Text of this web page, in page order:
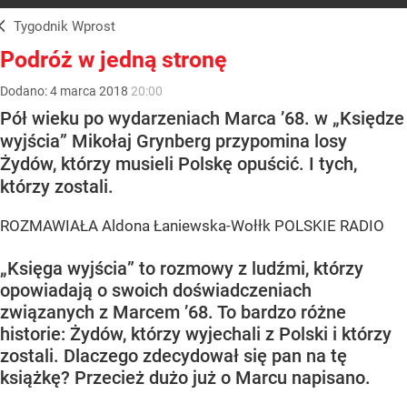
Tygodnik Wprost
Podróż w jedną stronę
Dodano:4 marca 2018 20:00
Pół wieku po wydarzeniach Marca ’68. w „Księdze
wyjścia” Mikołaj Grynberg przypomina losy
Żydów, którzy musieli Polskę opuścić. I tych,
którzy zostali.
ROZMAWIAŁA Aldona Łaniewska-Wołłk POLSKIE RADIO
„Księga wyjścia” to rozmowy z ludźmi, którzy
opowiadają o swoich doświadczeniach
związanych z Marcem ’68. To bardzo różne
historie: Żydów, którzy wyjechali z Polski i którzy
zostali. Dlaczego zdecydował się pan na tę
książkę? Przecież dużo już o Marcu napisano.